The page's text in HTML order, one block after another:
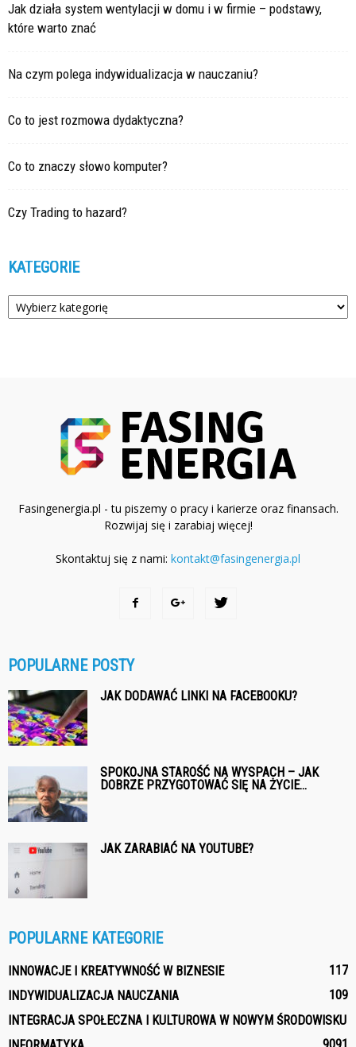
Jak działa system wentylacji w domu i w firmie – podstawy,
które warto znać
Na czym polega indywidualizacja w nauczaniu?
Co to jest rozmowa dydaktyczna?
Co to znaczy słowo komputer?
Czy Trading to hazard?
KATEGORIE
Kategorie
Fasingenergia.pl - tu piszemy o pracy i karierze oraz finansach.
Rozwijaj się i zarabiaj więcej!
Skontaktuj się z nami: kontakt@fasingenergia.pl
POPULARNE POSTY
JAK DODAWAĆ LINKI NA FACEBOOKU?
SPOKOJNA STAROŚĆ NA WYSPACH – JAK
DOBRZE PRZYGOTOWAĆ SIĘ NA ŻYCIE...
JAK ZARABIAĆ NA YOUTUBE?
POPULARNE KATEGORIE
INNOWACJE I KREATYWNOŚĆ W BIZNESIE
117
INDYWIDUALIZACJA NAUCZANIA
109
INTEGRACJA SPOŁECZNA I KULTUROWA W NOWYM ŚRODOWISKU